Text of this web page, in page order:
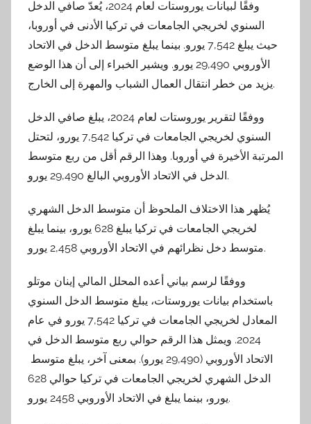
وفقًا لبيانات يوروستات لعام 2024، يُعدّ صافي الدخل
السنوي لخريجي الجامعات في تركيا الأدنى في أوروبا،
حيث يبلغ 7,542 يورو. بينما يبلغ متوسط ​​الدخل في الاتحاد
الأوروبي 29,490 يورو. ويشير الخبراء إلى أن هذا الوضع
يزيد من خطر انتقال العمال الشباب والمهرة إلى الخارج.
ووفقًا لتقرير يوروستات لعام 2024، يبلغ صافي الدخل
السنوي لخريجي الجامعات في تركيا 7,542 يورو، لتحتل
المرتبة الأخيرة في أوروبا. وهذا الرقم أقل من ربع متوسط
​​الدخل في الاتحاد الأوروبي البالغ 29,490 يورو.
يُظهر هذا الاختلاف الملحوظ أن متوسط ​​الدخل الشهري
لخريجي الجامعات في تركيا يبلغ 628 يورو، بينما يبلغ
متوسط ​​دخل نظرائهم في الاتحاد الأوروبي 2,458 يورو.
ووفقًا لرسم بياني أعده المحلل المالي إينان موتلو
باستخدام بيانات يوروستات، يبلغ متوسط ​​الدخل السنوي
المعادل لخريجي الجامعات في تركيا 7,542 يورو في عام
2024. ويمثل هذا الرقم حوالي ربع متوسط ​​الدخل في
الاتحاد الأوروبي (29,490 يورو). بمعنى آخر، يبلغ متوسط ​​
الدخل الشهري لخريجي الجامعات في تركيا حوالي 628
يورو، بينما يبلغ في الاتحاد الأوروبي 2458 يورو.